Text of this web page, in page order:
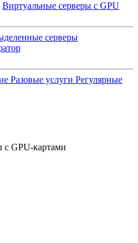
Виртуальные серверы с GPU
серверы
Разовые услуги Регулярные
с GPU-картами